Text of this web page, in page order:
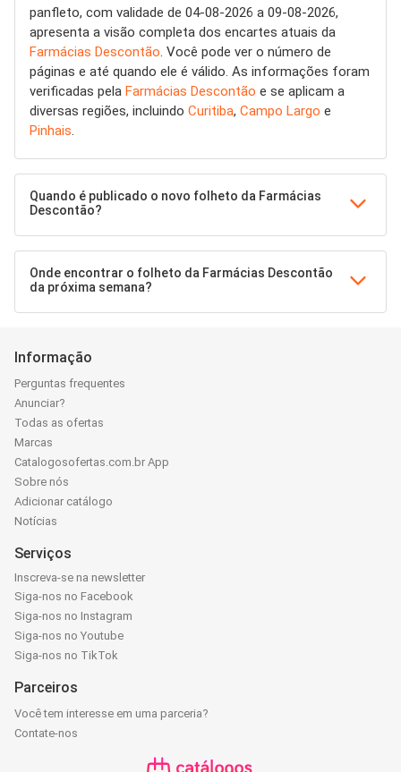
panfleto, com validade de 04-08-2026 a 09-08-2026,
apresenta a visão completa dos encartes atuais da
Farmácias Descontão. Você pode ver o número de
páginas e até quando ele é válido. As informações foram
verificadas pela Farmácias Descontão e se aplicam a
diversas regiões, incluindo Curitiba, Campo Largo e
Pinhais.
Quando é publicado o novo folheto da Farmácias
Descontão?
Onde encontrar o folheto da Farmácias Descontão
da próxima semana?
Informação
Perguntas frequentes
Anunciar?
Todas as ofertas
Marcas
Catalogosofertas.com.br App
Sobre nós
Adicionar catálogo
Notícias
Serviços
Inscreva-se na newsletter
Siga-nos no Facebook
Siga-nos no Instagram
Siga-nos no Youtube
Siga-nos no TikTok
Parceiros
Você tem interesse em uma parceria?
Contate-nos